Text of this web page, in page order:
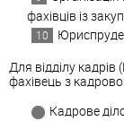
фахівців із
Для відділу кадрів
фахівець з
Кадрове